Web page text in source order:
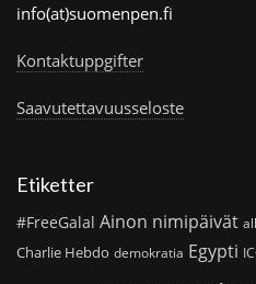
info(at)suomenpen.fi
Kontaktuppgifter
Saavutettavuusseloste
Etiketter
#FreeGalal Ainon nimipäivät
Charlie Hebdo demokratia Egypti